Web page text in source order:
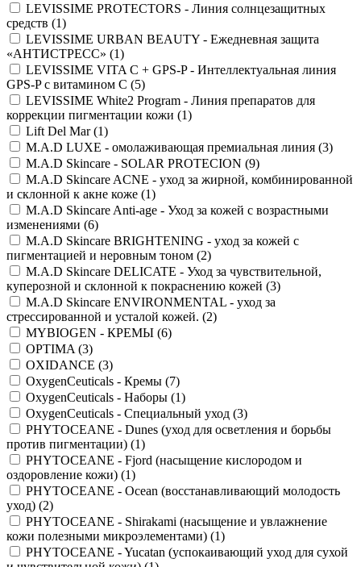
LEVISSIME PROTECTORS - Линия солнцезащитных
средств (1)
LEVISSIME URBAN BEAUTY - Ежедневная защита
«АНТИСТРЕСС» (1)
LEVISSIME VITA C + GPS-P - Интеллектуальная линия
GPS-P с витамином C (5)
LEVISSIME White2 Program - Линия препаратов для
коррекции пигментации кожи (1)
Lift Del Mar (1)
M.A.D LUXE - омолаживающая премиальная линия (3)
M.A.D Skincare - SOLAR PROTECION (9)
M.A.D Skincare ACNE - уход за жирной, комбинированной
и склонной к акне коже (1)
M.A.D Skincare Anti-age - Уход за кожей с возрастными
изменениями (6)
M.A.D Skincare BRIGHTENING - уход за кожей с
пигментацией и неровным тоном (2)
M.A.D Skincare DELICATE - Уход за чувствительной,
куперозной и склонной к покраснению кожей (3)
M.A.D Skincare ENVIRONMENTAL - уход за
стрессированной и усталой кожей. (2)
MYBIOGEN - КРЕМЫ (6)
OPTIMA (3)
OXIDANCE (3)
OxygenCeuticals - Кремы (7)
OxygenCeuticals - Наборы (1)
OxygenCeuticals - Специальный уход (3)
PHYTOCEANE - Dunes (уход для осветления и борьбы
против пигментации) (1)
PHYTOCEANE - Fjord (насыщение кислородом и
оздоровление кожи) (1)
PHYTOCEANE - Ocean (восстанавливающий молодость
уход) (2)
PHYTOCEANE - Shirakami (насыщение и увлажнение
кожи полезными микроэлементами) (1)
PHYTOCEANE - Yucatan (успокаивающий уход для сухой